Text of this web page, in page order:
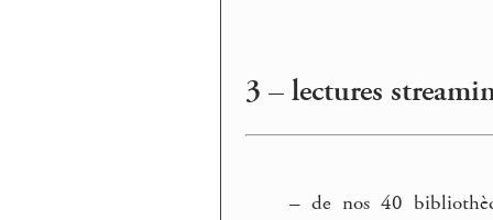
3 – lectures
– de nos 40